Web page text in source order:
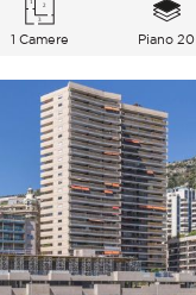
1 Camere Piano 20